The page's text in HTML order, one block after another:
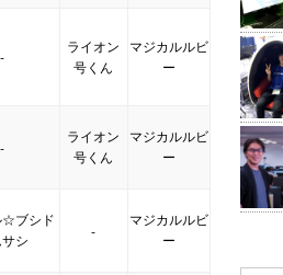
-
ライオン
号くん
マジカルルビ
ー
-
ライオン
号くん
マジカルルビ
ー
☆ブシド
シ
-
マジカルルビ
ー